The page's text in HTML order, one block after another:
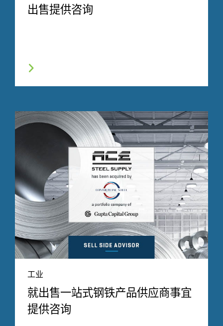
出售提供咨询
工业
就出售一站式钢铁产品供应商事宜
提供咨询